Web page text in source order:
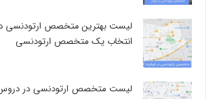
لیست بهترین متخصص ارتودنسی
انتخاب یک متخصص ارتودنسی
لیست متخصص ارتودنسی در